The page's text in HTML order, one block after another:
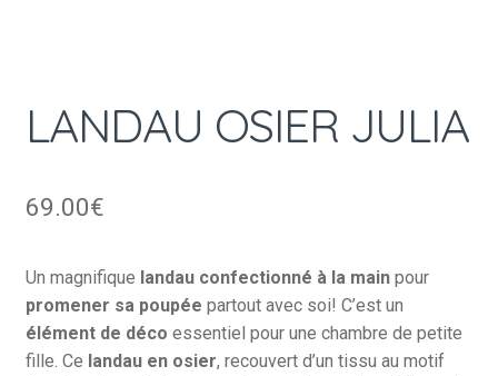
LANDAU OSIER JULIA
69.00€
Un magnifique landau confectionné à la mainpour
promener sa poupée partout avec soi! C’est un
élément de déco essentiel pour une chambre de petite
fille. Ce landau en osier, recouvert d’un tissu au motif